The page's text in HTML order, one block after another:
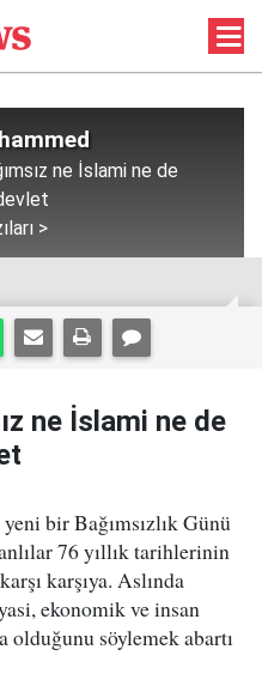
ne İslami ne de
>
ne İslami ne de
bir Bağımsızlık Günü
76 yıllık tarihlerinin
karşıya. Aslında
ekonomik ve insan
olduğunu söylemek abartı